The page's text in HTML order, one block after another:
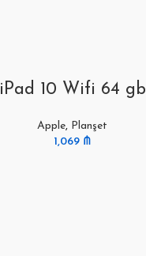
iPad 10 Wifi 64 gb
Apple, Planşet
1,069 ₼